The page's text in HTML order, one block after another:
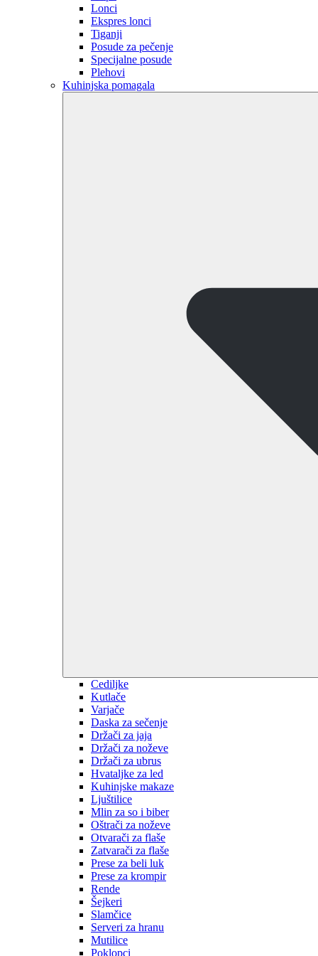
Lonci
Ekspres lonci
Tiganji
Posude za pečenje
Specijalne posude
Plehovi
Kuhinjska pomagala
Cediljke
Kutlače
Varjače
Daska za sečenje
Držači za jaja
Držači za noževe
Držači za ubrus
Hvataljke za led
Kuhinjske makaze
Ljuštilice
Mlin za so i biber
Oštrači za noževe
Otvarači za flaše
Zatvarači za flaše
Prese za beli luk
Prese za krompir
Rende
Šejkeri
Slamčice
Serveri za hranu
Mutilice
Poklopci